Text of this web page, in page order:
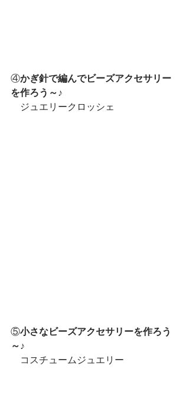
④かぎ針で編んでビーズアクセサリー
を作ろう～♪
ジュエリークロッシェ
⑤小さなビーズアクセサリーを作ろう
～♪
コスチュームジュエリー